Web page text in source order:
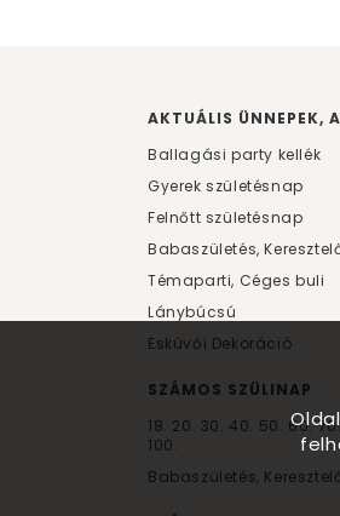
AKTUÁLIS ÜNNEPEK,
Ballagási party kellék
Gyerek születésnap
Felnőtt születésnap
Babaszületés,
Témaparti, Céges buli
Lánybúcsú
Esküvői Dekoráció
SZÁMOS SZÜLINAP
18. 20. 30. 40. 50. 60.
100.
Babaszületés,